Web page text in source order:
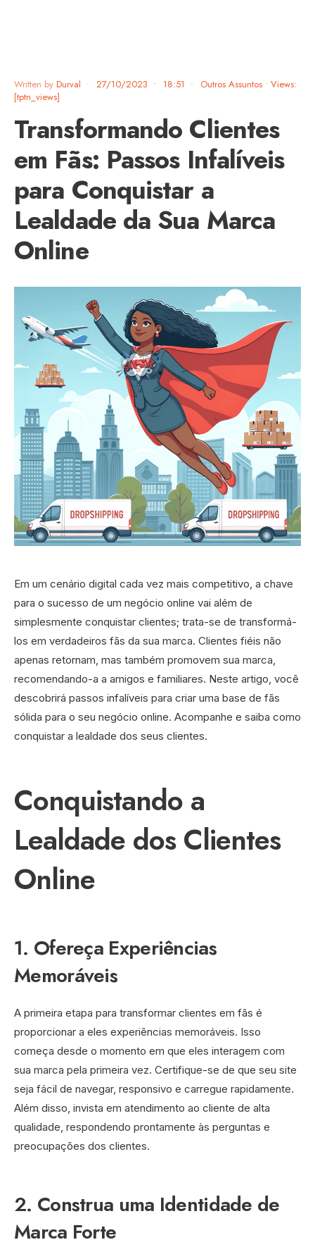
Written by Durval • 27/10/2023 • 18:51 • Outros Assuntos • Views:
[tptn_views]
Transformando Clientes
em Fãs: Passos Infalíveis
para Conquistar a
Lealdade da Sua Marca
Online
Em um cenário digital cada vez mais competitivo, a chave
para o sucesso de um negócio online vai além de
simplesmente conquistar clientes; trata-se de transformá-
los em verdadeiros fãs da sua marca. Clientes fiéis não
apenas retornam, mas também promovem sua marca,
recomendando-a a amigos e familiares. Neste artigo, você
descobrirá passos infalíveis para criar uma base de fãs
sólida para o seu negócio online. Acompanhe e saiba como
conquistar a lealdade dos seus clientes.
Conquistando a
Lealdade dos Clientes
Online
1. Ofereça Experiências
Memoráveis
A primeira etapa para transformar clientes em fãs é
proporcionar a eles experiências memoráveis. Isso
começa desde o momento em que eles interagem com
sua marca pela primeira vez. Certifique-se de que seu site
seja fácil de navegar, responsivo e carregue rapidamente.
Além disso, invista em atendimento ao cliente de alta
qualidade, respondendo prontamente às perguntas e
preocupações dos clientes.
2. Construa uma Identidade de
Marca Forte